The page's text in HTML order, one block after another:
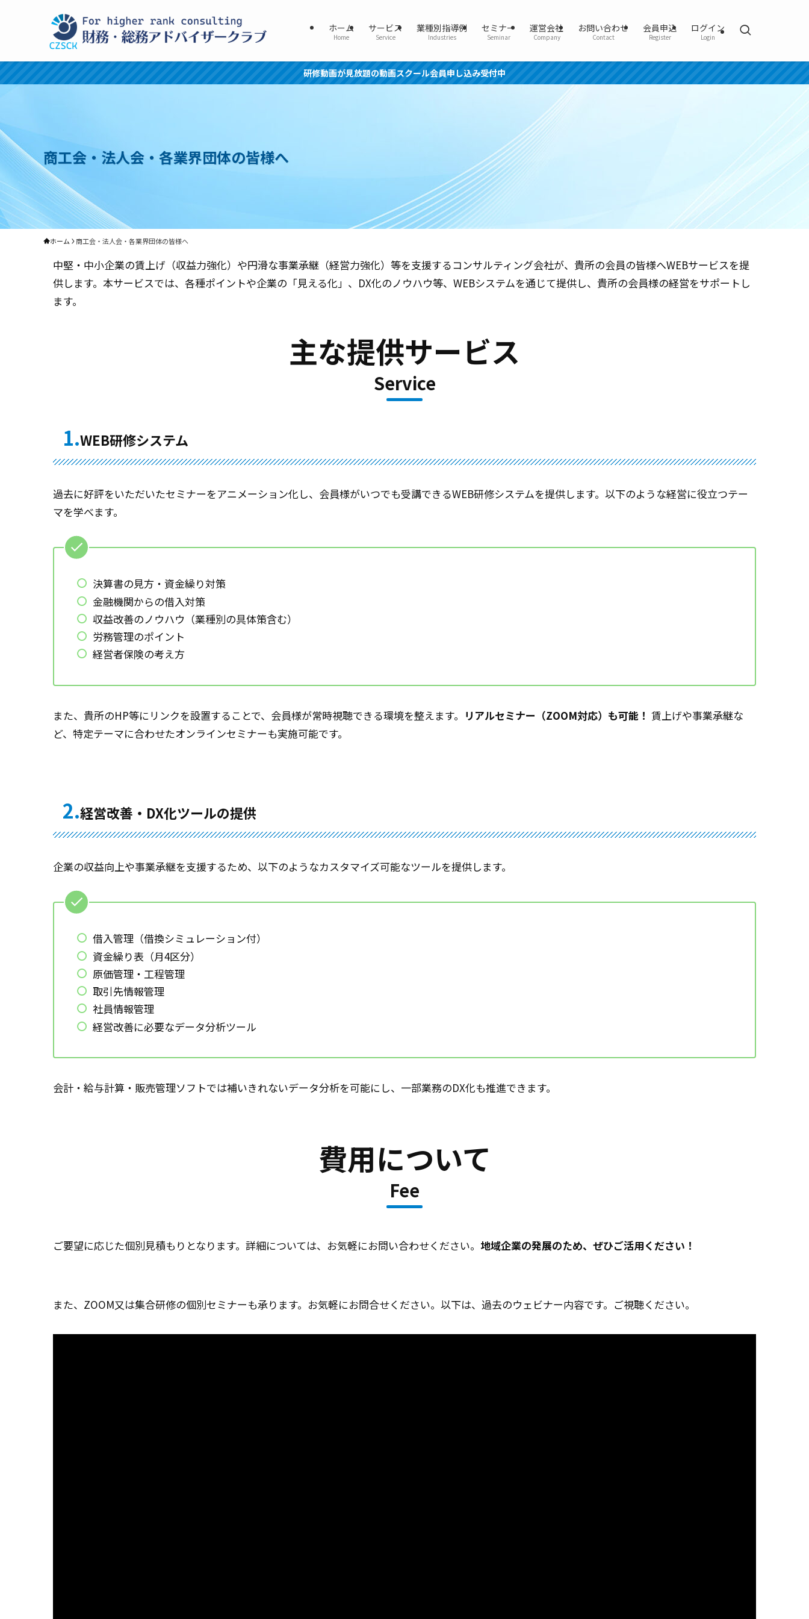
ホーム
Home
サービス
Service
業種別指導例
Industries
セミナー
Seminar
運営会社
Company
お問い合わせ
Contact
会員申込
Register
ログイン
Login
研修動画が見放題の動画スクール会員申し込み受付中
商工会・法人会・各業界団体の皆様へ
ホーム 商工会・法人会・各業界団体の皆様へ
中堅・中小企業の賃上げ（収益力強化）や円滑な事業承継（経営力強化）等を支援するコンサルティング会社が、貴所の会員の皆様へWEBサービスを提
供します。本サービスでは、各種ポイントや企業の「見える化」、DX化のノウハウ等、WEBシステムを通じて提供し、貴所の会員様の経営をサポートし
ます。
主な提供サービス
Service
1.WEB研修システム
過去に好評をいただいたセミナーをアニメーション化し、会員様がいつでも受講できるWEB研修システムを提供します。以下のような経営に役立つテー
マを学べます。
決算書の見方・資金繰り対策
金融機関からの借入対策
収益改善のノウハウ（業種別の具体策含む）
労務管理のポイント
経営者保険の考え方
また、貴所のHP等にリンクを設置することで、会員様が常時視聴できる環境を整えます。 リアルセミナー（ZOOM対応）も可能！ 賃上げや事業承継な
ど、特定テーマに合わせたオンラインセミナーも実施可能です。
2.経営改善・DX化ツールの提供
企業の収益向上や事業承継を支援するため、以下のようなカスタマイズ可能なツールを提供します。
借入管理（借換シミュレーション付）
資金繰り表（月4区分）
原価管理・工程管理
取引先情報管理
社員情報管理
経営改善に必要なデータ分析ツール
会計・給与計算・販売管理ソフトでは補いきれないデータ分析を可能にし、一部業務のDX化も推進できます。
費用について
Fee
ご要望に応じた個別見積もりとなります。詳細については、お気軽にお問い合わせください。 地域企業の発展のため、ぜひご活用ください！
また、ZOOM又は集合研修の個別セミナーも承ります。お気軽にお問合せください。以下は、過去のウェビナー内容です。ご視聴ください。